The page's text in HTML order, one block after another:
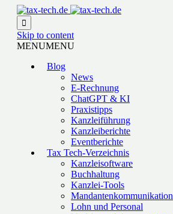

Skip to content
MENUMENU
Blog
News
E-Rechnung
ChatGPT & KI
Praxistipps
Kanzleiführung
Kanzleiberichte
Eventberichte
Tax Tech-Verzeichnis
Kanzleisoftware
Buchhaltung
Kanzlei-Tools
Mandantenkommunikation
Lohn und Personal